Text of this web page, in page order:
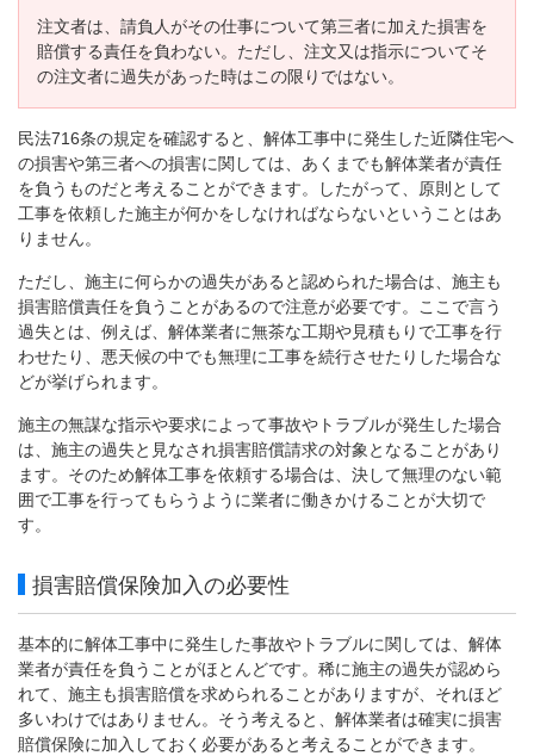
注文者は、請負人がその仕事について第三者に加えた損害を
賠償する責任を負わない。ただし、注文又は指示についてそ
の注文者に過失があった時はこの限りではない。
民法716条の規定を確認すると、解体工事中に発生した近隣住宅へ
の損害や第三者への損害に関しては、あくまでも解体業者が責任
を負うものだと考えることができます。したがって、原則として
工事を依頼した施主が何かをしなければならないということはあ
りません。
ただし、施主に何らかの過失があると認められた場合は、施主も
損害賠償責任を負うことがあるので注意が必要です。ここで言う
過失とは、例えば、解体業者に無茶な工期や見積もりで工事を行
わせたり、悪天候の中でも無理に工事を続行させたりした場合な
どが挙げられます。
施主の無謀な指示や要求によって事故やトラブルが発生した場合
は、施主の過失と見なされ損害賠償請求の対象となることがあり
ます。そのため解体工事を依頼する場合は、決して無理のない範
囲で工事を行ってもらうように業者に働きかけることが大切で
す。
損害賠償保険加入の必要性
基本的に解体工事中に発生した事故やトラブルに関しては、解体
業者が責任を負うことがほとんどです。稀に施主の過失が認めら
れて、施主も損害賠償を求められることがありますが、それほど
多いわけではありません。そう考えると、解体業者は確実に損害
賠償保険に加入しておく必要があると考えることができます。